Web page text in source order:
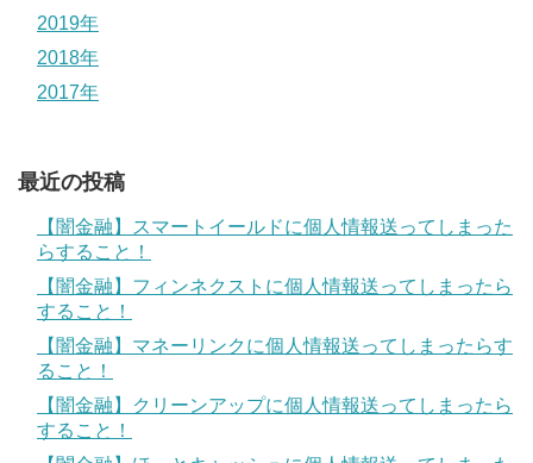
2019年
2018年
2017年
最近の投稿
【闇金融】スマートイールドに個人情報送ってしまった
らすること！
【闇金融】フィンネクストに個人情報送ってしまったら
すること！
【闇金融】マネーリンクに個人情報送ってしまったらす
ること！
【闇金融】クリーンアップに個人情報送ってしまったら
すること！